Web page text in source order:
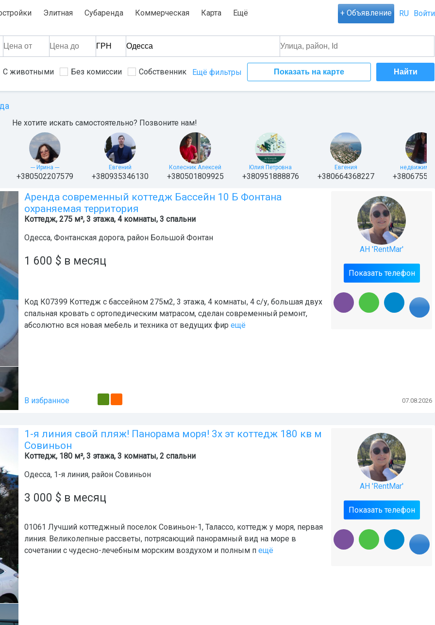
Элитная Субаренда Коммерческая Карта Ещё + Объявление RU Войти
С животными Без комиссии Собственник Ещё фильтры Показать на карте
Не хотите искать самостоятельно? Позвоните нам!
--- Ирина ---
+380502207579
Евгений
+380935346130
Колесник Алексей
+380501809925
Юлия Петровна
+380951888876
Евгения
+380664368227
Аренда современный коттедж Бассейн 10 Б Фонтана
охраняемая территория
Коттедж, 275 м², 3 этажа, 4 комнаты, 3 спальни
Одесса, Фонтанская дорога, район Большой Фонтан
1 600 $ в месяц
Код К07399 Коттедж с бассейном 275м2, 3 этажа, 4 комнаты, 4 с/у, большая двух
спальная кровать с ортопедическим матрасом, сделан современный ремонт,
абсолютно вся новая мебель и техника от ведущих фир ещё
АН 'RentMar'
Показать телефон
В избранное 07.08.2026
1-я линия свой пляж! Панорама моря! 3х эт коттедж 180 кв м
Совиньон
Коттедж, 180 м², 3 этажа, 3 комнаты, 2 спальни
Одесса, 1-я линия, район Совиньон
3 000 $ в месяц
01061 Лучший коттеджный поселок Совиньон-1, Талассо, коттедж у моря, первая
линия. Великолепные рассветы, потрясающий панорамный вид на море в
сочетании с чудесно-лечебным морским воздухом и полным п ещё
АН 'RentMar'
Показать телефон